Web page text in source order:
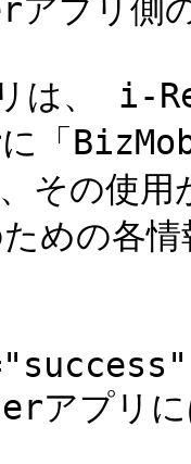
プリ側
、 i-
「
その使
めの各
プリに